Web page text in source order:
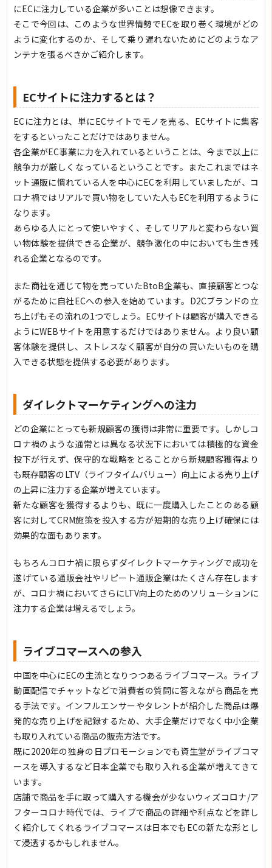
にECに注力している企業が多いことは想像できます。
そこで今回は、このような世界情勢でECを取り巻く環境がどの
ように変化するのか、そして乗り遅れないためにどのようなア
ンテナを張るべきかご紹介します。
ECサイトに注力するとは？
ECに注力とは、単にECサイトでモノを売る、ECサイトに集客
をするといったことだけではありません。
各企業がEC事業に力を入れているということは、今まで以上に
競争力が厳しくなっているということです。またこれまではネ
ット通販に慣れている人を中心にECを利用していましたが、コ
ロナ禍ではリアルで買い物をしていた人もECを利用するように
なります。
あらゆる人にとって使いやすく、そしてリアルと変わらない買
い物体験を提供できる企業が、競争激化の中においても生き残
れる企業となるのです。
また商社を通じて物を売っていたBtoB企業も、直接顧客とつな
がるために自社ECへの参入を始めています。D2Cブランドの立
ち上げもその流れの1つでしょう。ECサイトは顧客が購入できる
ようにWEBサイトを用意するだけではありません。より良い顧
客体験を提供し、ストレスなく顧客が自分の買いたいものを購
入できる状態を提供する必要があります。
ダイレクトマーケティングへの注力
どの企業にとっても新規顧客の獲得は非常に重要です。しかしコ
ロナ禍のような通常とは異なる状況下においては積極的な資金
投下が行えず、保守的な戦略をとることから新規顧客獲得より
も既存顧客のLTV（ライフタイムバリュー）向上による売り上げ
の上昇に注力する企業が増えています。
新たな顧客を獲得するよりも、既に一度購入したことのある顧
客に対してCRM施策を投入する方が短期的な売り上げ確保には
効果的な面もあります。
もちろんコロナ禍に限らずダイレクトマーケティングで成功を
遂げている通販会社やリピート通販企業はたくさん存在します
が、コロナ禍においてさらにLTV向上のためのソリューションに
注力する企業は増えるでしょう。
ライブコマースへの参入
中国を中心にECの主流となりつつあるライブコマース。ライブ
動画配信でチャットなどで消費者の質問に答えながら商品を売
る手法です。インフルエンサーやタレントが紹介した商品は爆
発的な売り上げを記録するため、大手企業だけでなく中小企業
も取り入れている商品の販売方法です。
既に2020年の独身の日プロモーションでも資生堂がライブコマ
ースを導入するなど日本企業でも取り入れる企業が増えてきて
います。
店舗で商品を手に取って購入する機会が少ないウィズコロナ/ア
フターコロナ時代では、ライブで商品の詳細や利点などを詳し
く紹介してくれるライブコマースは日本でもECの新たな形とし
て浸透するかもしれません。